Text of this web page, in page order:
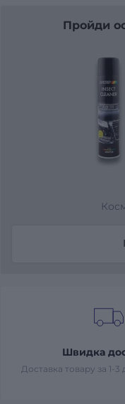
Пройди
Швидка
Доставка товару за 1-3